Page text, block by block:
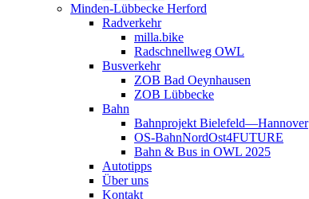
Minden-Lübbecke Herford
Radverkehr
milla.bike
Radschnellweg OWL
Busverkehr
ZOB Bad Oeynhausen
ZOB Lübbecke
Bahn
Bahnprojekt Bielefeld—Hannover
OS-BahnNordOst4FUTURE
Bahn & Bus in OWL 2025
Autotipps
Über uns
Kontakt